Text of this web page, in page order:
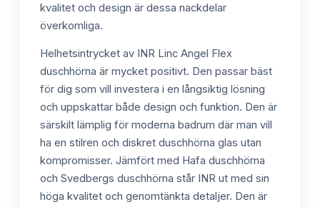
kvalitet och design är dessa nackdelar
överkomliga.
Helhetsintrycket av INR Linc Angel Flex
duschhörna är mycket positivt. Den passar bäst
för dig som vill investera i en långsiktig lösning
och uppskattar både design och funktion. Den är
särskilt lämplig för moderna badrum där man vill
ha en stilren och diskret duschhörna glas utan
kompromisser. Jämfört med Hafa duschhörna
och Svedbergs duschhörna står INR ut med sin
höga kvalitet och genomtänkta detaljer. Den är